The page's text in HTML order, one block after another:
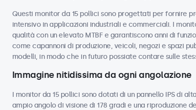
Questi monitor da 15 pollici sono progettati per fornire
intensivo in applicazioni industriali e commerciali. I
qualità con un elevato MTBF e garantiscono anni di
come capannoni di produzione, veicoli, negozi e spazi
modelli, in modo che in futuro possiate contare sulle
Immagine nitidissima da ogni angolazione
I monitor da 15 pollici sono dotati di un pannello IPS di
ampio angolo di visione di 178 gradi e una riproduzione